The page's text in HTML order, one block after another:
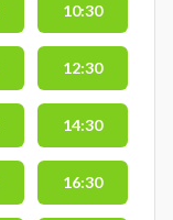
10:30
12:30
14:30
16:30